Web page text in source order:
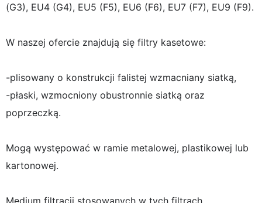
(G3), EU4 (G4), EU5 (F5), EU6 (F6), EU7 (F7), EU9 (F9).
W naszej ofercie znajdują się filtry kasetowe:
-plisowany o konstrukcji falistej wzmacniany siatką,
-płaski, wzmocniony obustronnie siatką oraz
poprzeczką.
Mogą występować w ramie metalowej, plastikowej lub
kartonowej.
Medium filtracji stosowanych w tych filtrach